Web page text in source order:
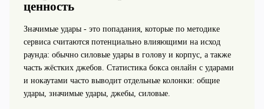
ценность
Значимые удары - это попадания, которые по методике
сервиса считаются потенциально влияющими на исход
раунда: обычно силовые удары в голову и корпус, а также
часть жёстких джебов. Статистика бокса онлайн с ударами
и нокаутами часто выводит отдельные колонки: общие
удары, значимые удары, джебы, силовые.